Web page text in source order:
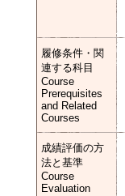
履修条件・関
連する科目
Course
Prerequisites
and Related
Courses
成績評価の方
法と基準
Course
Evaluation